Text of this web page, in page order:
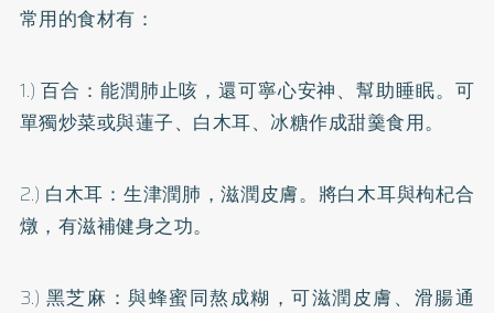
常用的食材有：
1.) 百合：能潤肺止咳，還可寧心安神、幫助睡眠。可
單獨炒菜或與蓮子、白木耳、冰糖作成甜羹食用。
2.) 白木耳：生津潤肺，滋潤皮膚。將白木耳與枸杞合
燉，有滋補健身之功。
3.) 黑芝麻：與蜂蜜同熬成糊，可滋潤皮膚、滑腸通